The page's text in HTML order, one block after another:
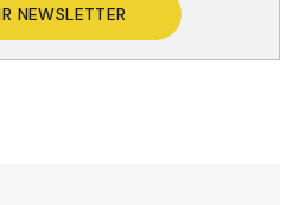
NEWSLETTER